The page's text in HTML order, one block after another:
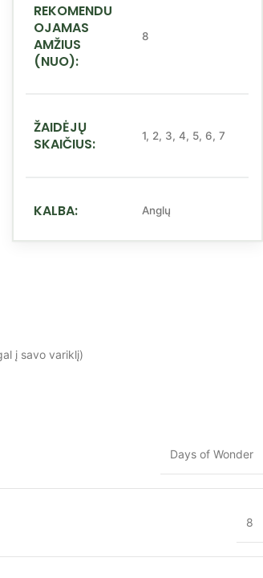
REKOMENDU
OJAMAS
AMŽIUS
(NUO):
8
ŽAIDĖJŲ
SKAIČIUS:
1, 2, 3,4, 5,6,7
KALBA: Anglų
į savo variklį)
Days of Wonder
8